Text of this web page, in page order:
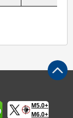
M5.0+
M6.0+